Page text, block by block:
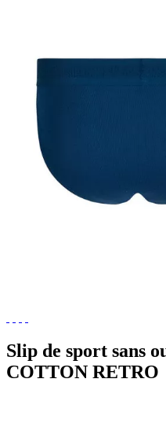
Slip de sport sans
COTTON RETRO